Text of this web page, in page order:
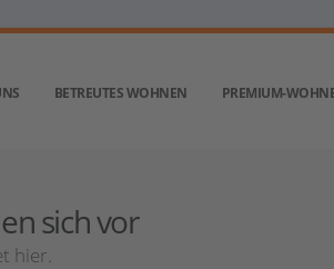
BETREUTES WOHNEN PREMIUM-
sich vor
hier.